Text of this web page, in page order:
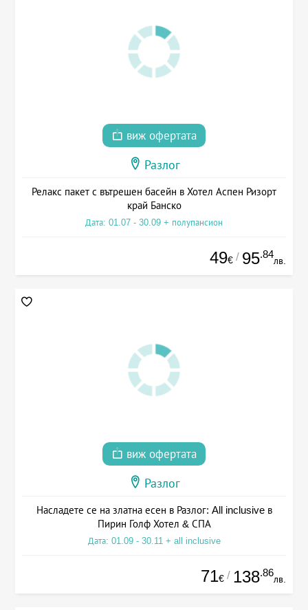
виж офертата
Разлог
Релакс пакет с вътрешен басейн в Хотел Аспен Ризорт
край Банско
Дата: 01.07 - 30.09 + полупансион
49€ / 95.84
лв.
виж офертата
Разлог
Насладете се на златна есен в Разлог: All inclusive в
Пирин Голф Хотел & СПА
Дата: 01.09 - 30.11 + all inclusive
71€ / 138.86
лв.